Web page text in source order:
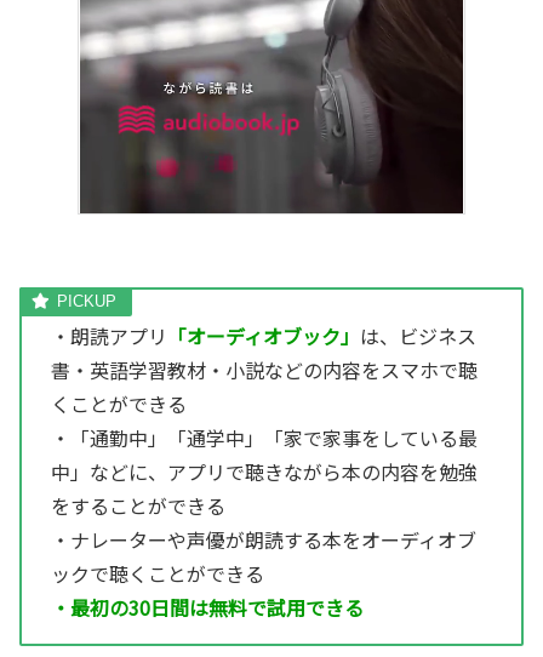
・朗読アプリ 「オーディオブック」 は、ビジネス
書・英語学習教材・小説などの内容をスマホで聴
くことができる
・「通勤中」「通学中」「家で家事をしている最
中」などに、アプリで聴きながら本の内容を勉強
をすることができる
・ナレーターや声優が朗読する本をオーディオブ
ックで聴くことができる
・最初の30日間は無料で試用できる